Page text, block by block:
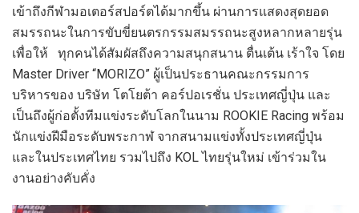
เข้าถึงกีฬามอเตอร์สปอร์ตได้มากขึ้น ผ่านการแสดงสุดยอด
สมรรถนะในการขับขี่ยนตรกรรมสมรรถนะสูงหลากหลายรุ่น
เพื่อให้ ทุกคนได้สัมผัสถึงความสนุกสนาน ตื่นเต้น เร้าใจ โดย
Master Driver “MORIZO” ผู้เป็นประธานคณะกรรมการ
บริหารของ บริษัท โตโยต้า คอร์ปอเรชั่น ประเทศญี่ปุ่น และ
เป็นถึงผู้ก่อตั้งทีมแข่งระดับโลกในนาม ROOKIE Racing พร้อม
นักแข่งฝีมือระดับพระกาฬ จากสนามแข่งทั้งประเทศญี่ปุ่น
และในประเทศไทย รวมไปถึง KOL ไทยรุ่นใหม่ เข้าร่วมใน
งานอย่างคับคั่ง